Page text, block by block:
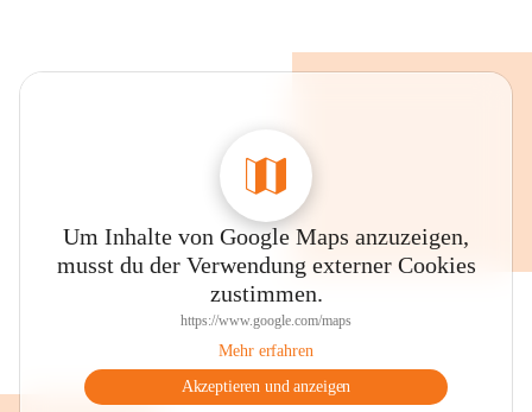
Um Inhalte von Google Maps anzuzeigen,
musst du der Verwendung externer Cookies
zustimmen.
https://www.google.com/maps
Mehr erfahren
Akzeptieren und anzeigen